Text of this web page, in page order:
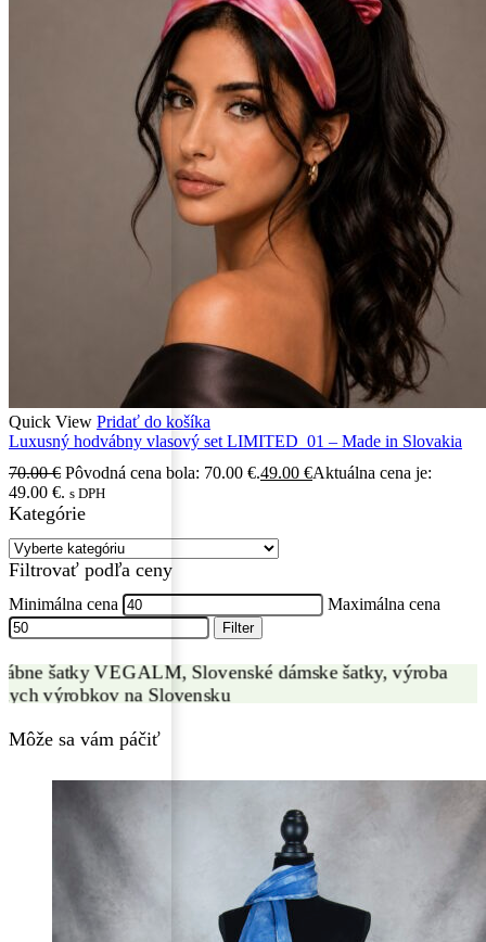
Quick View Pridať do košíka
Luxusný hodvábny vlasový set LIMITED_01 – Made in Slovakia
70.00€ Pôvodná cena bola: 70.00 €.49.00 €Aktuálna cena je:
49.00 €. s DPH
Kategórie
Filtrovať podľa ceny
Minimálna cena Maximálna cena
Filter
VÝROBA HODVÁBNYCH ŠATIEK
ZÁKAZKOVÁ VÝROBA
Môže sa vám páčiť